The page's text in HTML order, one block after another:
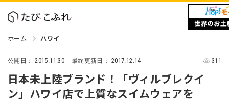
ホーム ハワイ
公開日：2015.11.30 最終更新日： 2017.12.14 311
日本未上陸ブランド！「ヴィルブレクイ
ン」ハワイ店で上質なスイムウェアを